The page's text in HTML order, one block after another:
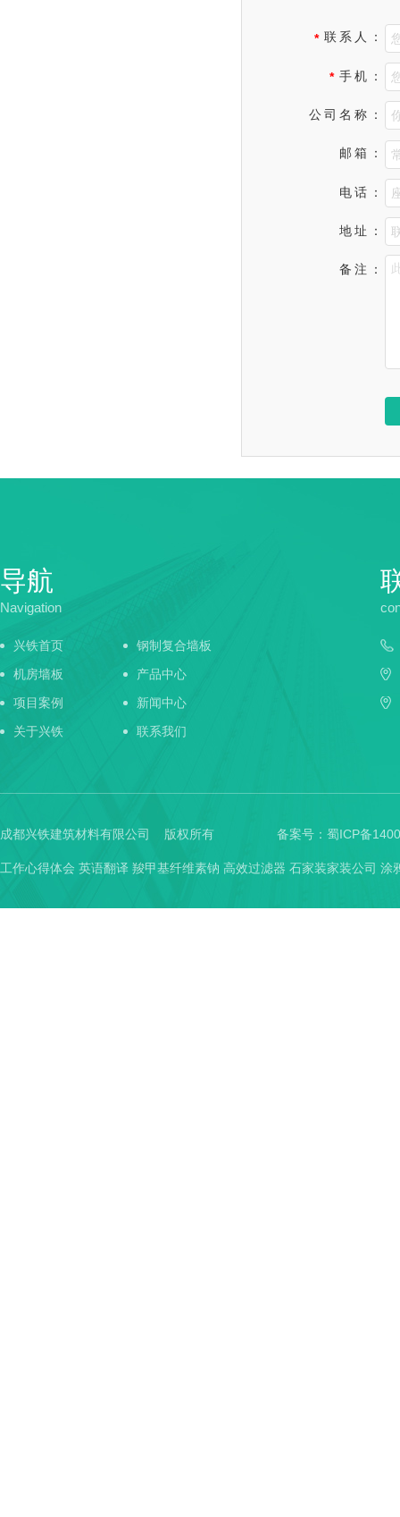
* 联系人：
* 手机：
公司名称：
邮箱：
电话：
地址：
备注：
导航
Navigation
兴铁首页
钢制复合墙板
机房墙板
产品中心
项目案例
新闻中心
关于兴铁
联系我们
成都兴铁建筑材料有限公司 版权所有 备案号： 蜀ICP备
工作心得体会 英语翻译 羧甲基纤维素钠 高效过滤器 石家装家装公司 涂